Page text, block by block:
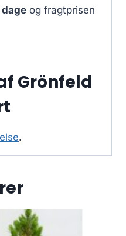
dage og fragtprisen
Grönfeld
.